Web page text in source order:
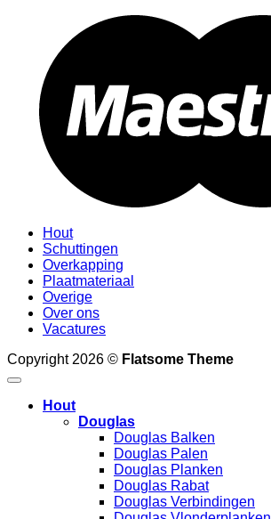
Hout
Schuttingen
Overkapping
Plaatmateriaal
Overige
Over ons
Vacatures
Copyright 2026 © Flatsome Theme
Hout
Douglas
Douglas Balken
Douglas Palen
Douglas Planken
Douglas Rabat
Douglas Verbindingen